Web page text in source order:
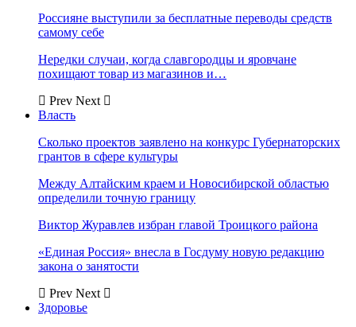
Россияне выступили за бесплатные переводы средств
самому себе
Нередки случаи, когда славгородцы и яровчане
похищают товар из магазинов и…
Prev Next
Власть
Сколько проектов заявлено на конкурс Губернаторских
грантов в сфере культуры
Между Алтайским краем и Новосибирской областью
определили точную границу
Виктор Журавлев избран главой Троицкого района
«Единая Россия» внесла в Госдуму новую редакцию
закона о занятости
Prev Next
Здоровье